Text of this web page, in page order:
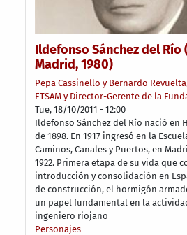
Ildefonso Sánchez del Río
Madrid, 1980)
Pepa Cassinello y Bernardo
ETSAM y Director-Gerente de la
Tue, 18/10/2011 - 12:00
Ildefonso Sánchez del Río nació en
de 1898. En 1917 ingresó en la
Caminos, Canales y Puertos, en
1922. Primera etapa de su vida que
introducción y consolidación en
de construcción, el hormigón
un papel fundamental en la
ingeniero riojano
Personajes